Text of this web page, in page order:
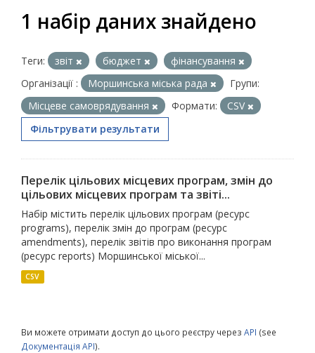
1 набір даних знайдено
Теги: звіт бюджет
фінансування
Організації :
Моршинська міська рада
Групи:
Місцеве самоврядування
Формати:
CSV
Фільтрувати результати
Перелік цільових місцевих програм, змін до
цільових місцевих програм та звіті...
Набір містить перелік цільових програм (ресурс
programs), перелік змін до програм (ресурс
amendments), перелік звітів про виконання програм
(ресурс reports) Моршинської міської...
CSV
Ви можете отримати доступ до цього реєстру через API (see
Документація API).